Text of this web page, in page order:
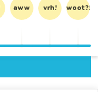
aww vrh! woot?!